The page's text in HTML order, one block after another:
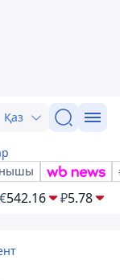
Қаз
€542.16 ₽5.78